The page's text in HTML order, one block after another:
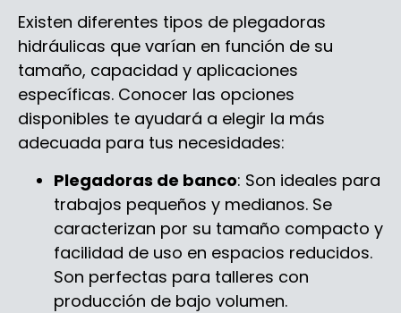
Existen diferentes tipos de plegadoras
hidráulicas que varían en función de su
tamaño, capacidad y aplicaciones
específicas. Conocer las opciones
disponibles te ayudará a elegir la más
adecuada para tus necesidades:
Plegadoras de banco: Son ideales para
trabajos pequeños y medianos. Se
caracterizan por su tamaño compacto y
facilidad de uso en espacios reducidos.
Son perfectas para talleres con
producción de bajo volumen.